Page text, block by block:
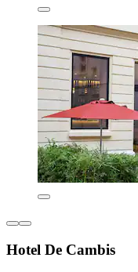
Hotel De Cambis